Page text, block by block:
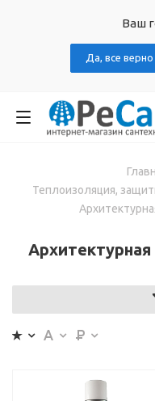
Ваш
Да, все верно
Теплоизоляция,